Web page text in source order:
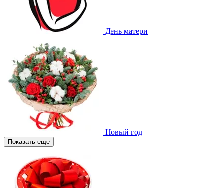
День матери
Новый год
Показать еще